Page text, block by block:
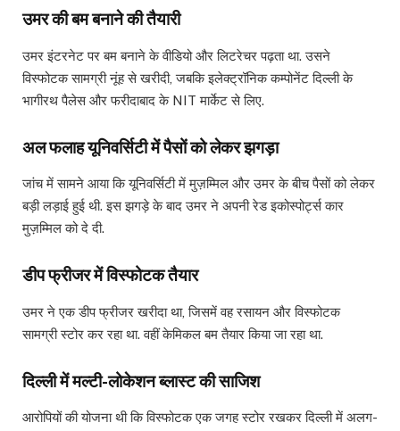
उमर की बम बनाने की तैयारी
उमर इंटरनेट पर बम बनाने के वीडियो और लिटरेचर पढ़ता था. उसने
विस्फोटक सामग्री नूंह से खरीदी, जबकि इलेक्ट्रॉनिक कम्पोनेंट दिल्ली के
भागीरथ पैलेस और फरीदाबाद के NIT मार्केट से लिए.
अल फलाह यूनिवर्सिटी में पैसों को लेकर झगड़ा
जांच में सामने आया कि यूनिवर्सिटी में मुज़म्मिल और उमर के बीच पैसों को लेकर
बड़ी लड़ाई हुई थी. इस झगड़े के बाद उमर ने अपनी रेड इकोस्पोर्ट्स कार
मुज़म्मिल को दे दी.
डीप फ्रीजर में विस्फोटक तैयार
उमर ने एक डीप फ्रीजर खरीदा था, जिसमें वह रसायन और विस्फोटक
सामग्री स्टोर कर रहा था. वहीं केमिकल बम तैयार किया जा रहा था.
दिल्ली में मल्टी-लोकेशन ब्लास्ट की साजिश
आरोपियों की योजना थी कि विस्फोटक एक जगह स्टोर रखकर दिल्ली में अलग-